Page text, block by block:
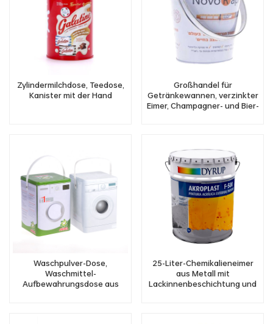
Zylindermilchdose, Teedose,
Kanister mit der Hand
Großhandel für
Getränkewannen, verzinkter
Eimer, Champagner- und Bier-
Waschpulver-Dose,
Waschmittel-
Aufbewahrungsdose aus
25-Liter-Chemikalieneimer
aus Metall mit
Lackinnenbeschichtung und